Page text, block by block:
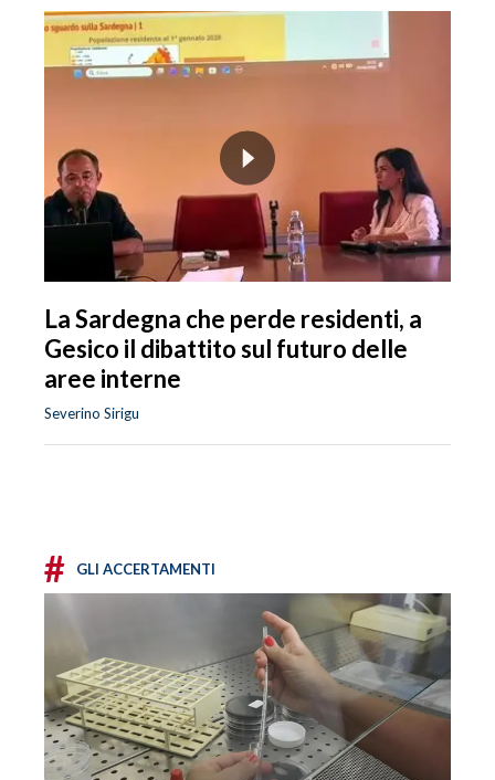
La Sardegna che perde residenti, a
Gesico il dibattito sul futuro delle
aree interne
Severino Sirigu
# GLI ACCERTAMENTI